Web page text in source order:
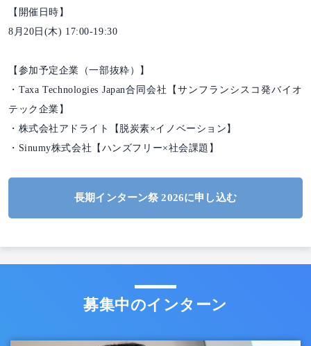
【開催日時】
8月20日(木) 17:00-19:30
【参加予定企業（一部抜粋）】
・Taxa Technologies Japan合同会社【サンフランシスコ発バイオ
テック企業】
・株式会社アドライト【脱炭素×イノベーション】
・Sinumy株式会社【ハンズフリー×社会課題】
長期インターン祭 2026に申し込む
募集中のインターン